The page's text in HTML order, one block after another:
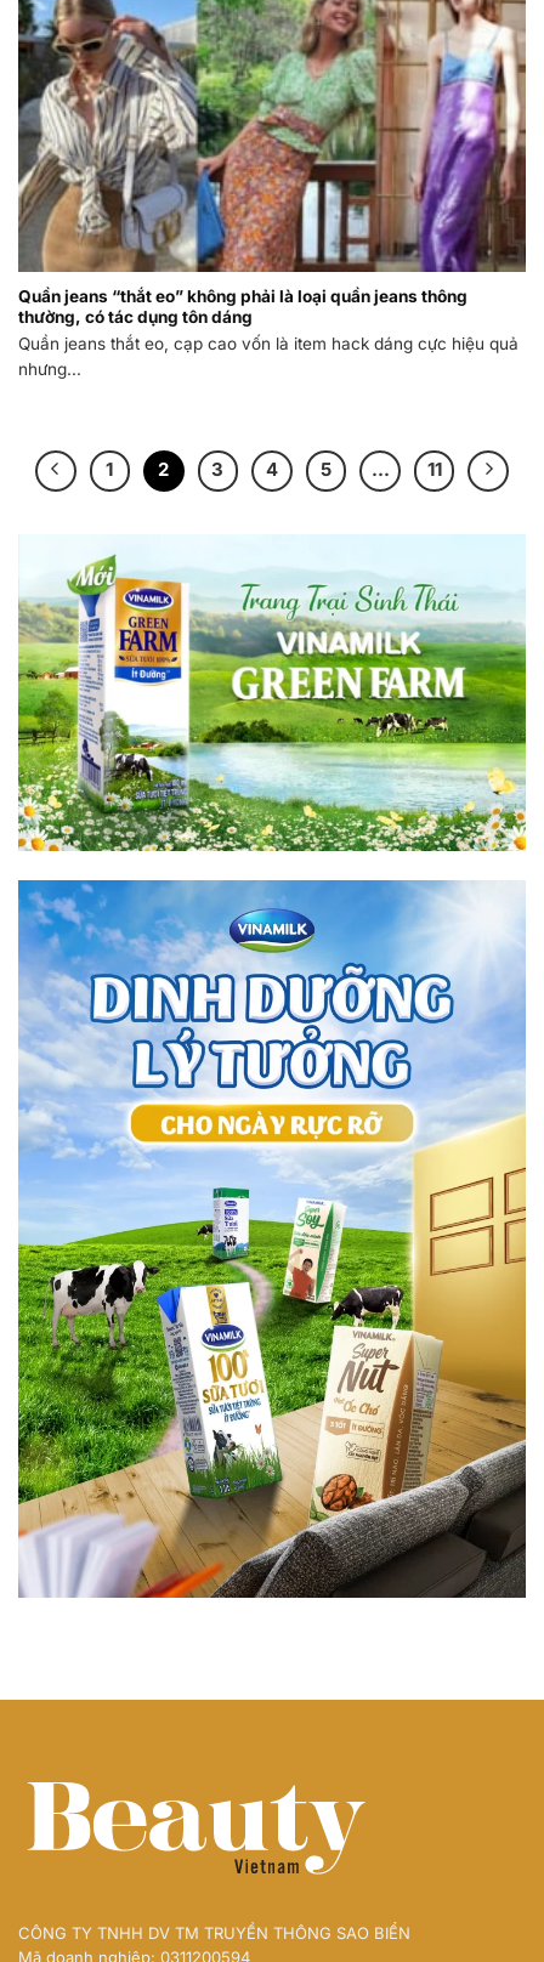
Quần jeans “thắt eo” không phải là loại quần jeans thông
thường, có tác dụng tôn dáng
Quần jeans thắt eo, cạp cao vốn là item hack dáng cực hiệu quả
nhưng...
1 2 3 4 5 … 11
CÔNG TY TNHH DV TM TRUYỀN THÔNG SAO BIỂN
Mã doanh nghiệp: 0311200594